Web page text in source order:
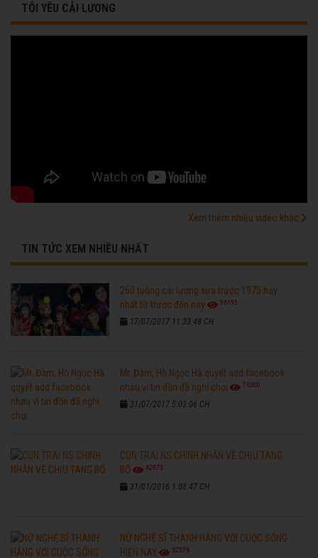
TÔI YÊU CẢI LƯƠNG
Xem thêm nhiều video khác
TIN TỨC XEM NHIỀU NHẤT
260 tuồng cải lương xưa trước 1975 hay
nhất từ trước đến nay
96195
17/07/2017 11:33:48 CH
Mr. Đàm, Hồ Ngọc Hà quyết add facebook
nhau vì tin đồn đã nghỉ chơi
76300
31/07/2017 5:03:06 CH
CON TRAI NS CHINH NHẪN VỀ CHỊU TANG
BỐ
42973
31/01/2016 1:08:47 CH
NỮ NGHỆ SĨ THANH HẰNG VỚI CUỘC SỐNG
HIỆN NAY
32576